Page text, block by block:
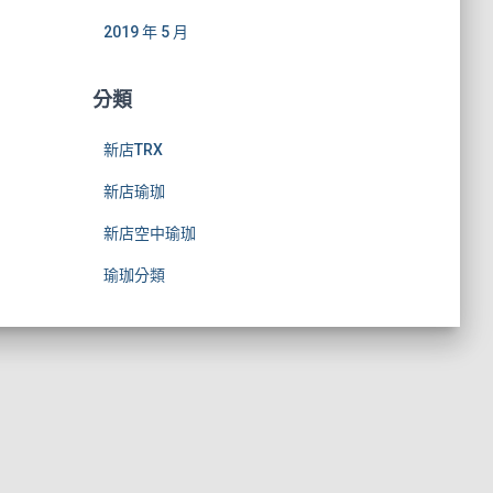
2019 年 5 月
分類
新店TRX
新店瑜珈
新店空中瑜珈
瑜珈分類